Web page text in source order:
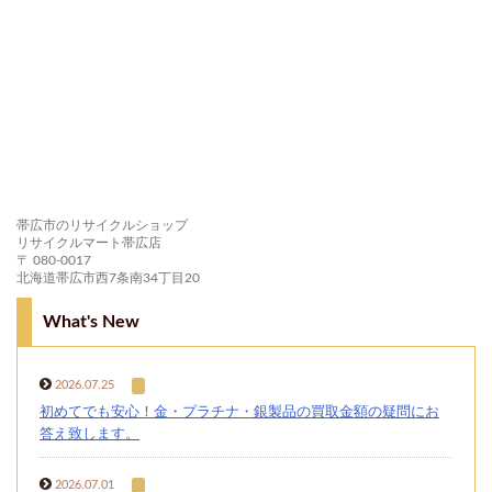
帯広市のリサイクルショップ
リサイクルマート帯広店
〒 080-0017
北海道帯広市西7条南34丁目20
What's New
2026.07.25
初めてでも安心！金・プラチナ・銀製品の買取金額の疑問にお
答え致します。
2026.07.01